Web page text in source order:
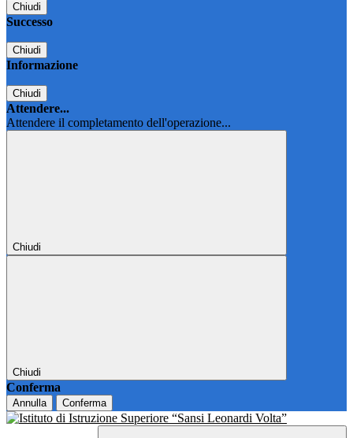
Chiudi
Successo
Chiudi
Informazione
Chiudi
Attendere...
Attendere il completamento dell'operazione...
Chiudi
Chiudi
Conferma
Annulla Conferma